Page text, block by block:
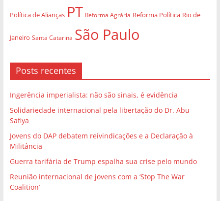
Política de Alianças PT Reforma Agrária Reforma Política Rio de
Janeiro Santa Catarina São Paulo
Posts recentes
Ingerência imperialista: não são sinais, é evidência
Solidariedade internacional pela libertação do Dr. Abu
Safiya
Jovens do DAP debatem reivindicações e a Declaração à
Militância
Guerra tarifária de Trump espalha sua crise pelo mundo
Reunião internacional de jovens com a ‘Stop The War
Coalition’